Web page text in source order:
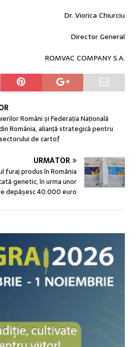
Dr. Viorica Chiurciu
Director General
ROMVAC COMPANY S.A.
Români și Federația Națională
România, alianță strategică pentru
de cartof
URMĂTOR
furaj produs în România
genetic, în urma unor
depășesc 40.000 euro